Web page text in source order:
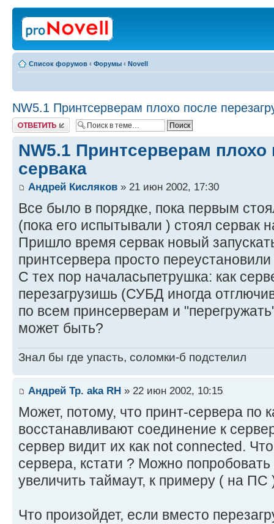
Список форумов ‹ Форумы ‹ Novell
NW5.1 Принтсерверам плохо после
Ответить
NW5.1 Принтсерверам плохо
сервака
Андрей Кисляков » 21 июн 2002, 17:30
Все было в порядке, пока первым
(пока его испытывали ) стоял сервак
Пришло время сервак новый
принтсервера просто
С тех пор началасьпетрушка: как
перезагрузишь (СУБД иногда
по всем принсерверам и
может быть?
Знал бы где упасть, соломки-б подстелил
Андрей Тр. aka RH » 22 июн 2002, 10:15
Может, потому, что принт-сервера по
восстанавливают соединение к
сервер видит их как not connected.
сервера, кстати ? Можно попробовать
увеличить таймаут, к примеру ( на ПС
Что произойдет, если вместо